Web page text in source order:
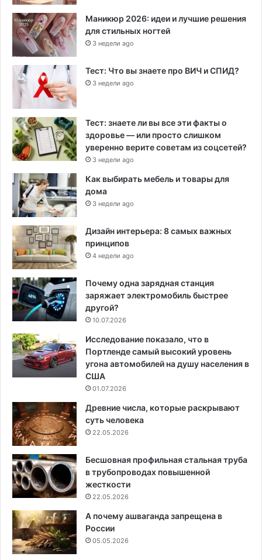
Маникюр 2026: идеи и лучшие решения
для стильных ногтей
3 недели ago
Тест: Что вы знаете про ВИЧ и СПИД?
3 недели ago
Тест: знаете ли вы все эти факты о
здоровье — или просто слишком
уверенно верите советам из соцсетей?
3 недели ago
Как выбирать мебель и товары для
дома
3 недели ago
Дизайн интерьера: 8 самых важных
принципов
4 недели ago
Почему одна зарядная станция
заряжает электромобиль быстрее
другой?
10.07.2026
Исследование показало, что в
Портленде самый высокий уровень
угона автомобилей на душу населения в
США
01.07.2026
Древние числа, которые раскрывают
суть человека
22.05.2026
Бесшовная профильная стальная труба
в трубопроводах повышенной
жесткости
22.05.2026
А почему ашваганда запрещена в
России
05.05.2026